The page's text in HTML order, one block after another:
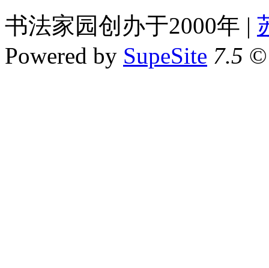
书法家园创办于2000年 |
Powered by SupeSite 7.5 ©